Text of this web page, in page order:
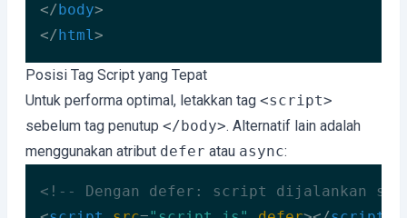
</body>
</html>
Code language: HTML, XML (
Posisi Tag Script yang Tepat
Untuk performa optimal, letakkan tag <script>
sebelum tag penutup </body>. Alternatif lain adalah
menggunakan atribut defer atau async:
<!-- Dengan defer: script dijalankan